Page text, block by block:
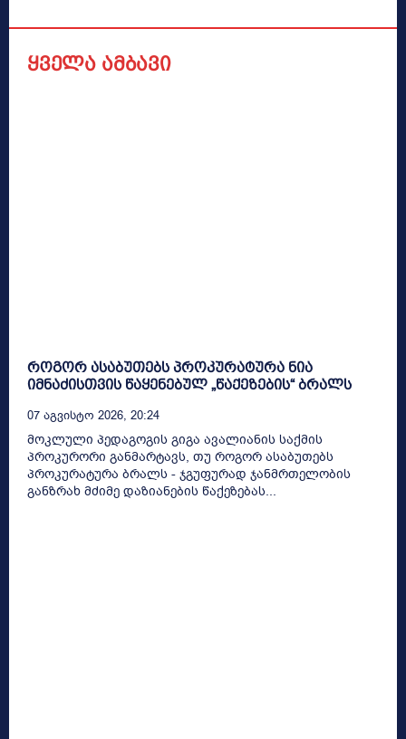
ყველა ამბავი
როგორ ასაბუთებს პროკურატურა ნია
იმნაძისთვის წაყენებულ „წაქეზების“ ბრალს
07 Აგვისტო 2026, 20:24
მოკლული პედაგოგის გიგა ავალიანის საქმის
პროკურორი განმარტავს, თუ როგორ ასაბუთებს
პროკურატურა ბრალს - ჯგუფურად ჯანმრთელობის
განზრახ მძიმე დაზიანების წაქეზებას...